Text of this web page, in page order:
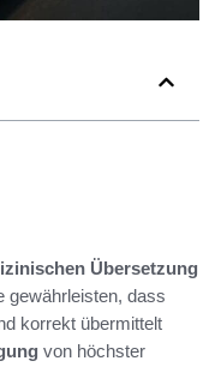
Übersetzung
gewährleisten, dass
korrekt übermittelt
von höchster